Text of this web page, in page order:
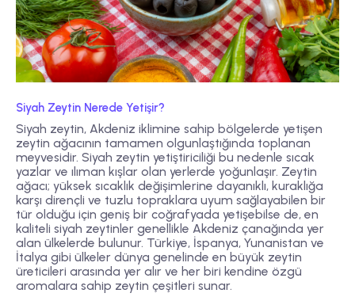
Siyah Zeytin Nerede Yetişir?
Siyah zeytin, Akdeniz iklimine sahip bölgelerde yetişen
zeytin ağacının tamamen olgunlaştığında toplanan
meyvesidir. Siyah zeytin yetiştiriciliği bu nedenle sıcak
yazlar ve ılıman kışlar olan yerlerde yoğunlaşır. Zeytin
ağacı; yüksek sıcaklık değişimlerine dayanıklı, kuraklığa
karşı dirençli ve tuzlu topraklara uyum sağlayabilen bir
tür olduğu için geniş bir coğrafyada yetişebilse de, en
kaliteli siyah zeytinler genellikle Akdeniz çanağında yer
alan ülkelerde bulunur. Türkiye, İspanya, Yunanistan ve
İtalya gibi ülkeler dünya genelinde en büyük zeytin
üreticileri arasında yer alır ve her biri kendine özgü
aromalara sahip zeytin çeşitleri sunar.